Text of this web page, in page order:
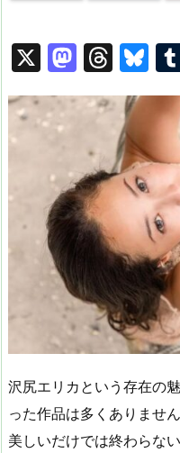
X
M
a
st
o
d
o
n
T
hr
e
a
d
s
Bl
u
e
s
k
y
沢尻エリカという存在の
った作品は多くありませ
美しいだけでは終わらな